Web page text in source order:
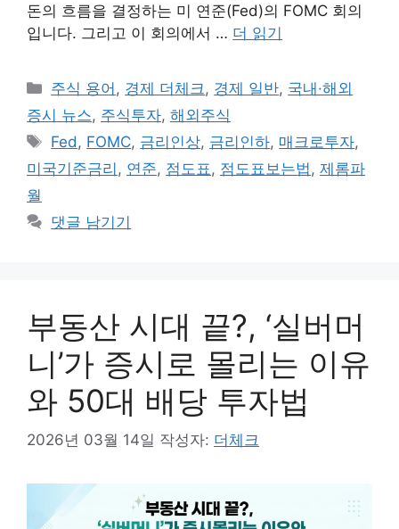
돈의 흐름을 결정하는 미 연준(Fed)의 FOMC 회의
입니다. 그리고 이 회의에서 … 더 읽기
카
테
고
리
주식 용어 , 경제 더체크 , 경제 일반, 국내·해외
증시 뉴스, 주식투자, 해외주식
태
그
Fed , FOMC, 금리인상, 금리인하, 매크로투자,
미국기준금리 , 연준, 점도표 , 점도표보는법 , 제롬파
월
댓글 남기기
부동산 시대 끝?, ‘실버머
니’가 증시로 몰리는 이유
와 50대 배당 투자법
2026년 03월 14일 작성자: 더체크